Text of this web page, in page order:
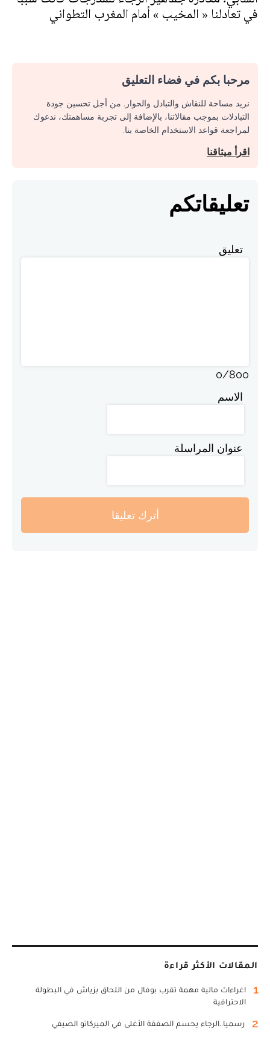
في تعادلنا « المخيب » أمام المغرب التطواني
مرحبا بكم في فضاء التعليق
نريد مساحة للنقاش والتبادل والحوار. من أجل تحسين جودة
التبادلات بموجب مقالاتنا، بالإضافة إلى تجربة مساهمتك، ندعوك
لمراجعة قواعد الاستخدام الخاصة بنا.
اقرأ ميثاقنا
تعليقاتكم
تعليق
0/800
الاسم
عنوان المراسلة
أترك تعليقا
المقالات الأكثر قراءة
1
اغراءات مالية مهمة تقرب بوفال من اللحاق بزياش في البطولة
الاحترافية
2 رسميا..الرجاء يحسم الصفقة الأغلى في الميركاتو الصيفي